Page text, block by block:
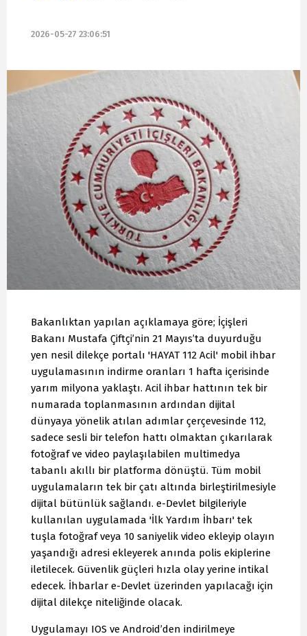
2026-05-27 23:06:51
Bakanlıktan yapılan açıklamaya göre; İçişleri
Bakanı Mustafa Çiftçi’nin 21 Mayıs’ta duyurduğu
yen nesil dilekçe portalı 'HAYAT 112 Acil' mobil ihbar
uygulamasının indirme oranları 1 hafta içerisinde
yarım milyona yaklaştı. Acil ihbar hattının tek bir
numarada toplanmasının ardından dijital
dünyaya yönelik atılan adımlar çerçevesinde 112,
sadece sesli bir telefon hattı olmaktan çıkarılarak
fotoğraf ve video paylaşılabilen multimedya
tabanlı akıllı bir platforma dönüştü. Tüm mobil
uygulamaların tek bir çatı altında birleştirilmesiyle
dijital bütünlük sağlandı. e-Devlet bilgileriyle
kullanılan uygulamada 'İlk Yardım İhbarı' tek
tuşla fotoğraf veya 10 saniyelik video ekleyip olayın
yaşandığı adresi ekleyerek anında polis ekiplerine
iletilecek. Güvenlik güçleri hızla olay yerine intikal
edecek. İhbarlar e-Devlet üzerinden yapılacağı için
dijital dilekçe niteliğinde olacak.
Uygulamayı IOS ve Android’den indirilmeye